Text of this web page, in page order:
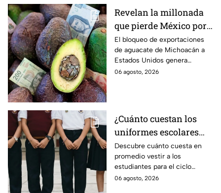
Revelan la millonada
que pierde México por
el bloqueo de Estados
Unidos al aguate de
Michoacán
El bloqueo de exportaciones
de aguacate de Michoacán a
Estados Unidos genera
pérdidas millonarias.
06 agosto, 2026
¿Cuánto cuestan los
uniformes escolares
para el regreso a clases
2026, según su grado?
Descubre cuánto cuesta en
promedio vestir a los
estudiantes para el ciclo
escolar 2026-2027 y consejos
06 agosto, 2026